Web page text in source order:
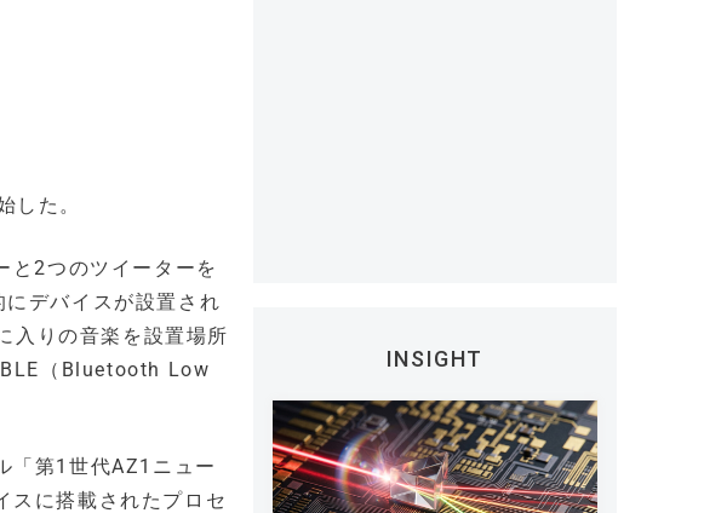
た。
と2つのツイーターを
デバイスが設置され
入りの音楽を設置場所
BLE（Bluetooth Low
「第1世代AZ1ニュー
スに搭載されたプロセ
INSIGHT